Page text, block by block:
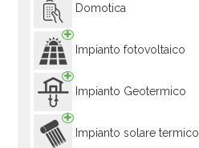
Domotica
Impianto fotovoltaico
Impianto Geotermico
Impianto solare termico